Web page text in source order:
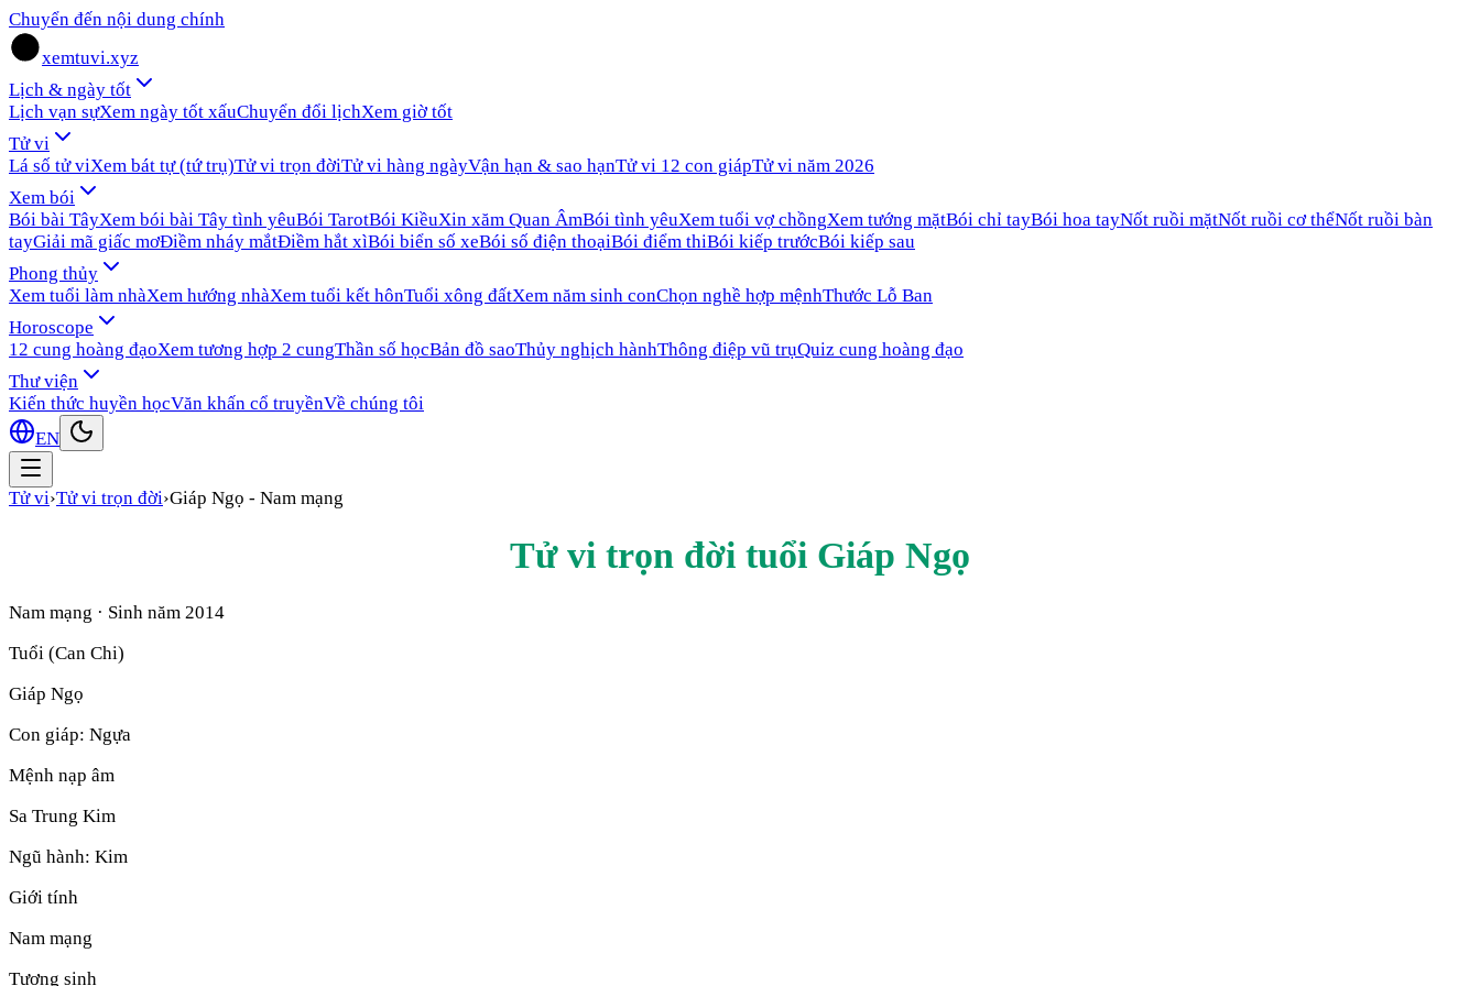
Chuyển đến nội dung chính
xemtuvi.xyz
Lịch & ngày tốt
Lịch vạn sựXem ngày tốt xấuChuyển đổi lịchXem giờ tốt
Tử vi
Lá số tử viXem bát tự (tứ trụ)Tử vi trọn đờiTử vi hàng ngàyVận hạn & sao hạnTử vi 12 con giápTử vi năm 2026
Xem bói
Bói bài TâyXem bói bài Tây tình yêuBói TarotBói KiềuXin xăm Quan ÂmBói tình yêuXem tuổi vợ chồngXem tướng mặtBói chỉ tayBói hoa tayNốt ruồi mặtNốt ruồi cơ thểNốt ruồi bàn
tayGiải mã giấc mơĐiềm nháy mắtĐiềm hắt xìBói biển số xeBói số điện thoạiBói điểm thiBói kiếp trướcBói kiếp sau
Phong thủy
Xem tuổi làm nhàXem hướng nhàXem tuổi kết hônTuổi xông đấtXem năm sinh conChọn nghề hợp mệnhThước Lỗ Ban
Horoscope
12 cung hoàng đạoXem tương hợp 2 cungThần số họcBản đồ saoThủy nghịch hànhThông điệp vũ trụQuiz cung hoàng đạo
Thư viện
Kiến thức huyền họcVăn khấn cổ truyềnVề chúng tôi
EN
Tử vi›Tử vi trọn đời›Giáp Ngọ - Nam mạng
Tử vi trọn đời tuổi Giáp Ngọ
Nam mạng · Sinh năm 2014
Tuổi (Can Chi)
Giáp Ngọ
Con giáp: Ngựa
Mệnh nạp âm
Sa Trung Kim
Ngũ hành: Kim
Giới tính
Nam mạng
Tương sinh